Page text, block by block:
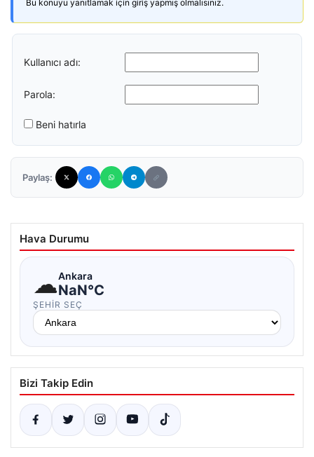
Bu konuyu yanıtlamak için giriş yapmış olmalısınız.
Kullanıcı adı:
Parola:
Beni hatırla
Paylaş:
Hava Durumu
☁Ankara
NaN°C
ŞEHIR SEÇ
Bizi Takip Edin